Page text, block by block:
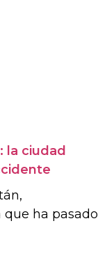
la ciudad
ha pasado